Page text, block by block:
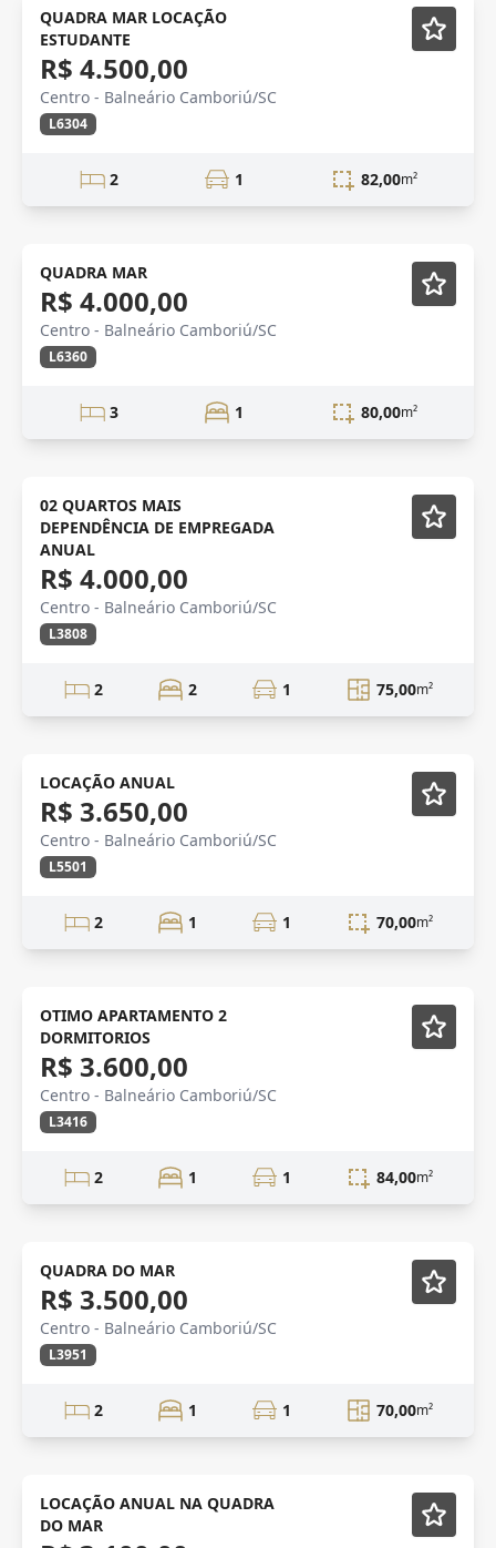
Mobiliado
QUADRA MAR LOCAÇÃO
ESTUDANTE
R$ 4.500,00
Centro - Balneário Camboriú/SC
L6304
2 1 82,00m²
LOCAÇÃO Mobiliado
QUADRA MAR
R$ 4.000,00
Centro - Balneário Camboriú/SC
L6360
3 1 80,00m²
NOVIDADE Mobiliado
02 QUARTOS MAIS
DEPENDÊNCIA DE EMPREGADA
ANUAL
R$ 4.000,00
Centro - Balneário Camboriú/SC
L3808
2 2 1 75,00m²
Vista Mar Mobiliado
LOCAÇÃO ANUAL
R$ 3.650,00
Centro - Balneário Camboriú/SC
L5501
2 1 1 70,00m²
Mobiliado
OTIMO APARTAMENTO 2
DORMITORIOS
R$ 3.600,00
Centro - Balneário Camboriú/SC
L3416
2 1 1 84,00m²
Mobiliado
QUADRA DO MAR
R$ 3.500,00
Centro - Balneário Camboriú/SC
L3951
2 1 1 70,00m²
LOCAÇÃO ANUAL
LOCAÇÃO ANUAL NA QUADRA
DO MAR